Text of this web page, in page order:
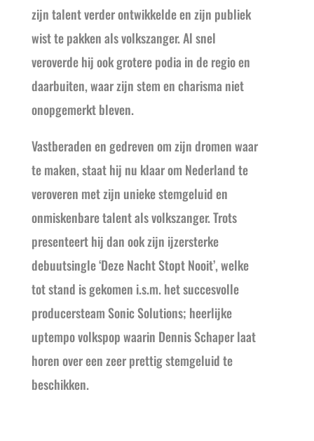
zijn talent verder ontwikkelde en zijn publiek
wist te pakken als volkszanger. Al snel
veroverde hij ook grotere podia in de regio en
daarbuiten, waar zijn stem en charisma niet
onopgemerkt bleven.
Vastberaden en gedreven om zijn dromen waar
te maken, staat hij nu klaar om Nederland te
veroveren met zijn unieke stemgeluid en
onmiskenbare talent als volkszanger. Trots
presenteert hij dan ook zijn ijzersterke
debuutsingle ‘Deze Nacht Stopt Nooit’, welke
tot stand is gekomen i.s.m. het succesvolle
producersteam Sonic Solutions; heerlijke
uptempo volkspop waarin Dennis Schaper laat
horen over een zeer prettig stemgeluid te
beschikken.